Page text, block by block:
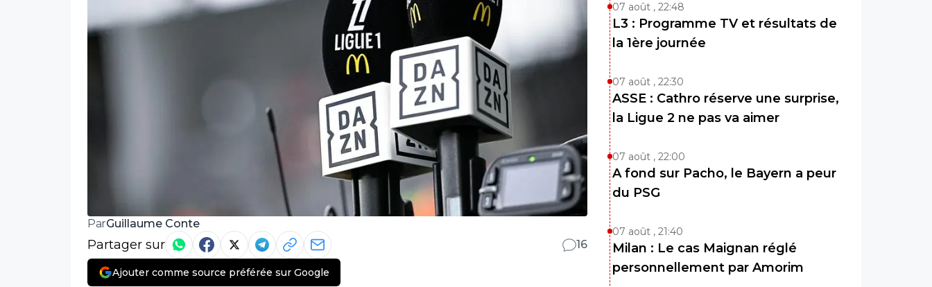
ParGuillaume Conte
Partager sur 16
Ajouter comme source préférée sur Google
07 août , 22:48
L3 : Programme TV et résultats de
la 1ère journée
07 août , 22:30
ASSE : Cathro réserve une surprise,
la Ligue 2 ne pas va aimer
07 août , 22:00
A fond sur Pacho, le Bayern a peur
du PSG
07 août , 21:40
Milan : Le cas Maignan réglé
personnellement par Amorim